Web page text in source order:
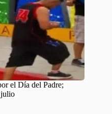
el Día del Padre;
julio